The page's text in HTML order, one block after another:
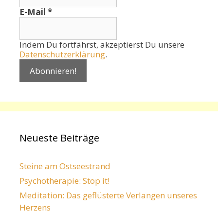
E-Mail *
Indem Du fortfährst, akzeptierst Du unsere
Datenschutzerklärung.
Neueste Beiträge
Steine am Ostseestrand
Psychotherapie: Stop it!
Meditation: Das geflüsterte Verlangen unseres
Herzens